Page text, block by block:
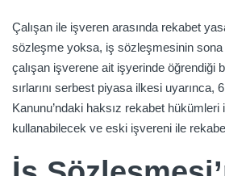
Çalışan ile işveren arasında rekabet
sözleşme yoksa, iş sözleşmesinin
çalışan işverene ait işyerinde öğrendiği
sırlarını serbest piyasa ilkesi uyarınca,
Kanunu’ndaki haksız rekabet
kullanabilecek ve eski işvereni ile